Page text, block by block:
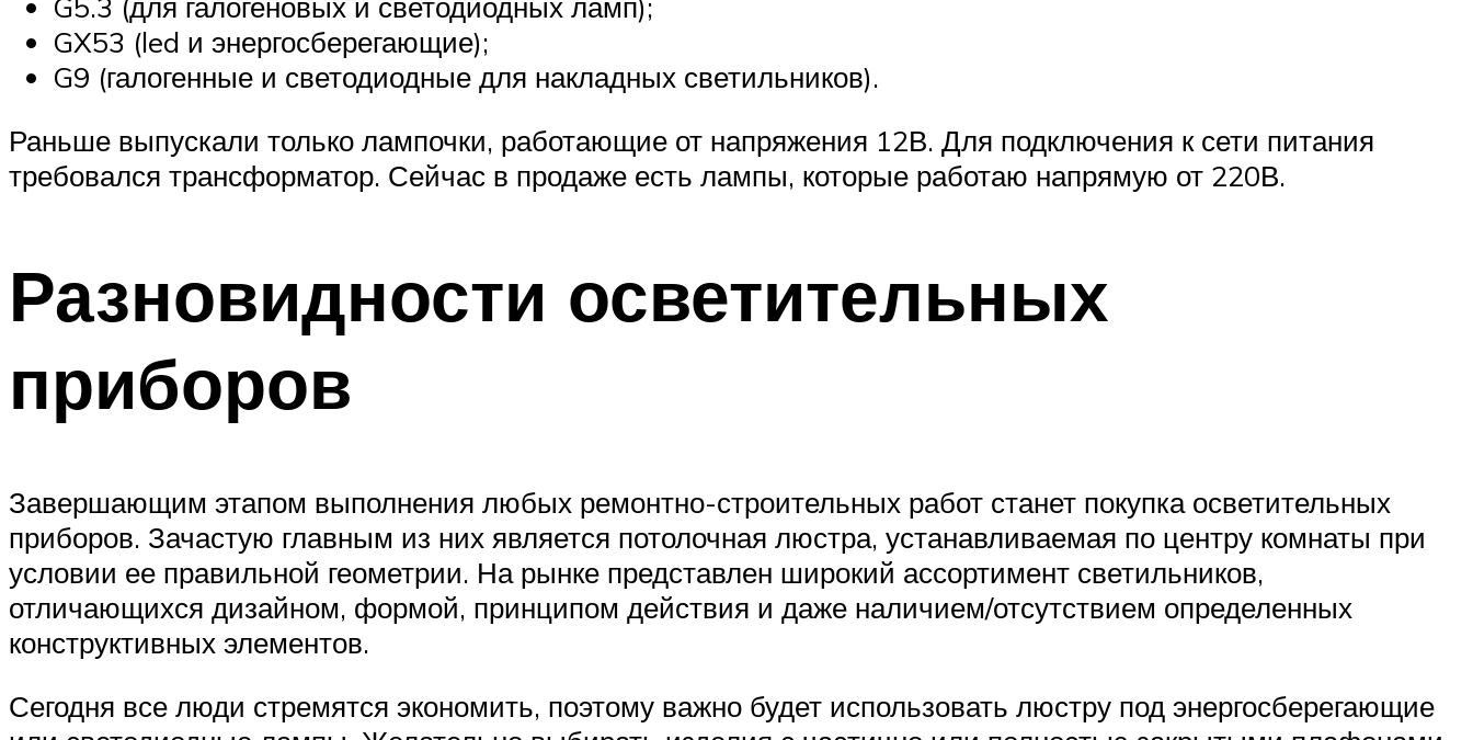
GX53 (led и энергосберегающие);
G9 (галогенные и светодиодные для накладных светильников).
Раньше выпускали только лампочки, работающие от напряжения 12В. Для подключения к сети питания
требовался трансформатор. Сейчас в продаже есть лампы, которые работаю напрямую от 220В.
Разновидности осветительных
приборов
Завершающим этапом выполнения любых ремонтно-строительных работ станет покупка осветительных
приборов. Зачастую главным из них является потолочная люстра, устанавливаемая по центру комнаты при
условии ее правильной геометрии. На рынке представлен широкий ассортимент светильников,
отличающихся дизайном, формой, принципом действия и даже наличием/отсутствием определенных
конструктивных элементов.
Сегодня все люди стремятся экономить, поэтому важно будет использовать люстру под энергосберегающие